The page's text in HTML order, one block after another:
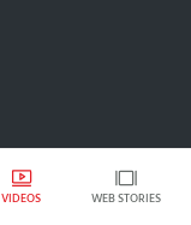
VIDEOS WEB STORIES